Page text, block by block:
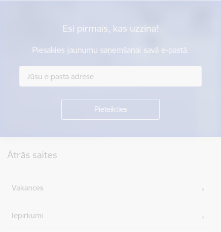
Esi pirmais, kas uzzina!
Piesakies jaunumu saņemšanai savā e-pastā.
Ātrās saites
Vakances
Iepirkumi